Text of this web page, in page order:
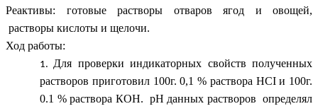
Реактивы: готовые растворы отваров ягод и овощей,
растворы кислоты и щелочи.
Ход работы:
Для проверки индикаторных свойств полученных
растворов приготовил 100г. 0,1 % раствора HCI и 100г.
0.1 % раствора КOH. рН данных растворов определял